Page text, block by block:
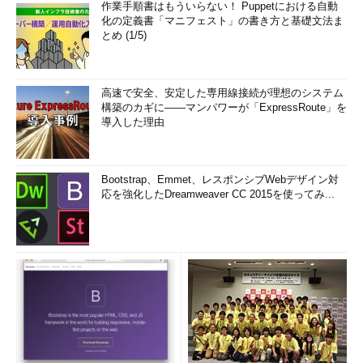
（13）新しいフォルダを追加するにはこれをク
リックする。
（14）
フォルダのタイプ。デフォルトのドキュ
メント・タイプを決めておくと、それに応じたプ
レビューなどの処理が行われる。
今回は主に、Windows 7で変更されたユーザー・インターフェ
イス関連の機能について解説した。Windows XPからVistaでは大
きくユーザー・インターフェイスが変更され、従来のユーザーは
戸惑うことも少なくなかった。これに対してWindows 7では、大
きな変更はないが、小さな改良は数多く施され、非常に洗練され
たものに仕上がっている。また全体的に使用メモリ量の削減やパ
ときよりも軽快に感じられる。Aeroを使ったインターフェイスが
やっと実用的になったという感じでもある。
次の回へ »
作業手順書はもういらない！ Puppetにおける自動
化の定義書「マニフェスト」の書き方と基礎文法ま
とめ (1/5)
高速で安全、安定した専用線接続が理想のシステム
構築のカギに――マンパワーが「ExpressRoute」を
導入した理由
Bootstrap、Emmet、レスポンシブWebデザイン対
応を強化したDreamweaver CC 2015を使ってみ...